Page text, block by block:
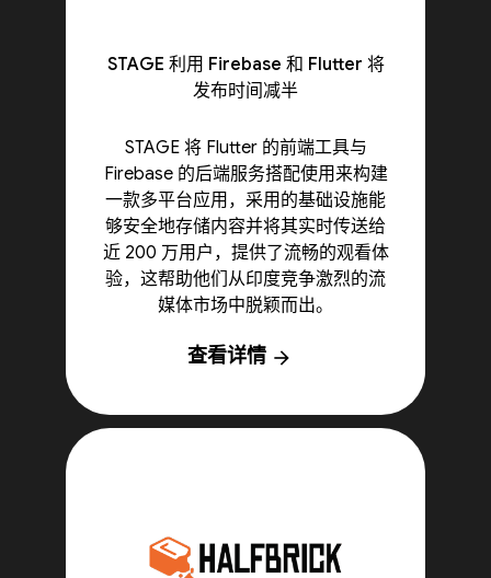
STAGE 利用 Firebase 和 Flutter 将
发布时间减半
STAGE 将 Flutter 的前端工具与
Firebase 的后端服务搭配使用来构建
一款多平台应用，采用的基础设施能
够安全地存储内容并将其实时传送给
近 200 万用户，提供了流畅的观看体
验，这帮助他们从印度竞争激烈的流
媒体市场中脱颖而出。
查看详情 arrow_forward